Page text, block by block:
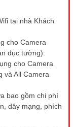
tại nhà Khách
cho Camera
đục tường):
cho Camera
và All Camera
bao gồm chi phí
dây mạng, phích